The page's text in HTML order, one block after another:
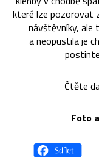
které lze pozorovat
návštěvníky, ale
a neopustila je
Čtěte
Foto